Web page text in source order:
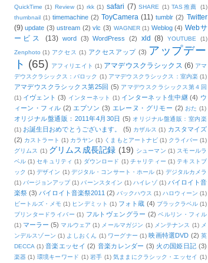
QuickTime (1) Review (1) rkk (1) safari (7) SHARE (1) TAS推薦
(1)
thumbnail (1) timemachine (2) ToyCamera (11) tumblr (2) Twitter
(9) update (3) ustream (2) vlc (3) WAGNER (1) Weblog (4) Webサ
ービス
(13) word (3) WordPress (2) xld (8) YOUTUBE (1)
Zenphoto (1) アクセス (1) アクセスアップ (3) アップデー
ト (65) アフィリエイト (1) アマデウスクラシックス (6) アマ
デウスクラシックス：バロック (1) アマデウスクラシックス：室内楽 (1)
アマデウスクラシックス第25回 (5) アマデウスクラシックス第４回
(1) イヴェント (3) インターネット (1) インターネット生中継 (4) ウ
ィーン・フィル (2) エプソン (3) エレーヌ・グリモー (2) おた (1)
オリジナル盤通販：2011年4月30日 (5) オリジナル盤通販：室内楽
(1) お誕生日おめでとうございます。 (5) カザルス (1) カスタマイズ
(2) カストラート (1) カラヤン (1) くまもとアートナビ (1) クライバー (1)
グリムス (1) グリムス成長記録 (19) シューマン (1) スモールラ
ベル (1) セキュリティ (1) ダウンロード (1) チャリティー (1) テキストブ
ック (1) デザイン (1) デジタル・コンサート・ホール (1) デジタルカメラ
(1) バージョンアップ (1) バーンスタイン (1) ハイレゾ (1) バイロイト音
楽祭 (3) バイロイト音楽祭2011 (2) バックハウス (1) ハロウィーン (1)
ビートルズ・メモ (1) ヒンデミット (1) フォト蔵 (4) ブラックラベル (1)
プリンタードライバー (1) フルトヴェングラー (2) ベルリン・フィル
(1) マーラー (5) マルウェア (1) メールマガジン (1) メンテナンス (1) メ
ンデルスゾーン (1) よしおくん (1) ワーグナー (1) 映画特選DVD (2) 英
DECCA (1) 音楽エッセイ (2) 音楽カレンダー (3) 火の国姫日記 (3)
楽器 (1) 環境キーワード (1) 岩手 (1) 気ままにクラシック・エッセイ (1)